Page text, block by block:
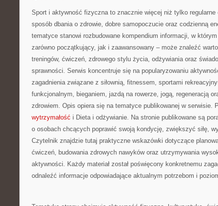
Sport i aktywność fizyczna to znacznie więcej niż tylko
sposób dbania o zdrowie, dobre samopoczucie oraz codzienną
tematyce stanowi rozbudowane kompendium informacji, w
zarówno początkujący, jak i zaawansowany – może znaleźć
treningów, ćwiczeń, zdrowego stylu życia, odżywiania oraz
sprawności. Serwis koncentruje się na popularyzowaniu
zagadnienia związane z siłownią, fitnessem, sportami
funkcjonalnym, bieganiem, jazdą na rowerze, jogą, regeneracją
zdrowiem. Opis opiera się na tematyce publikowanej w serwisie.
wytrzymałość i Dieta i odżywianie. Na stronie publikowane są
o osobach chcących poprawić swoją kondycję, zwiększyć siłę,
Czytelnik znajdzie tutaj praktyczne wskazówki dotyczące
ćwiczeń, budowania zdrowych nawyków oraz utrzymywania
aktywności. Każdy materiał został poświęcony konkretnemu
odnaleźć informacje odpowiadające aktualnym potrzebom i